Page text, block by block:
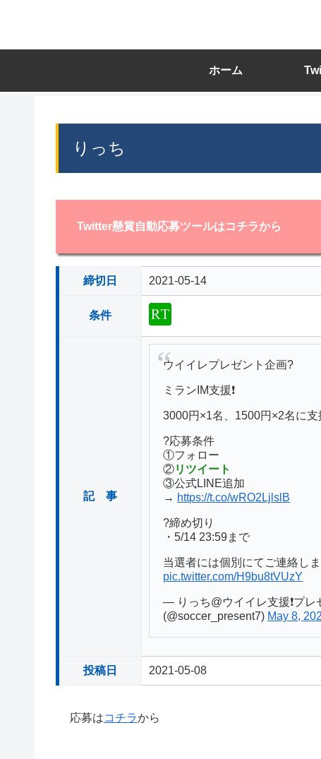
ホーム
りっち
Twitter懸賞自動応募ツールはコチラから
締切日 2021-05-14
条件
記 事
ウイイレプレゼント企画?
ミランIM支援❗️
3000円×1名、1500円×2名に
?応募条件
①フォロー
②リツイート
③公式LINE追加
→ https://t.co/wRO2LjlslB
?締め切り
・5/14 23:59まで
当選者には個別にてご連絡し
pic.twitter.com/H9bu8tVUzY
— りっち@ウイイレ支援❗️プ
(@soccer_present7) May 8,
投稿日 2021-05-08
応募はコチラから